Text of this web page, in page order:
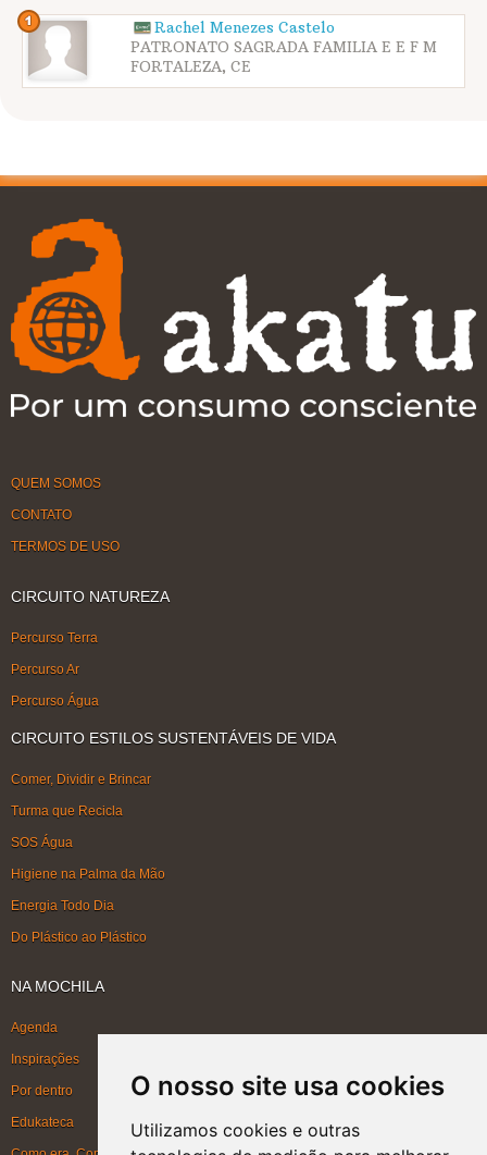
O nosso site usa cookies
Utilizamos cookies e outras
Rachel Menezes Castelo
PATRONATO SAGRADA FAMILIA E E F M
FORTALEZA, CE
QUEM SOMOS
CONTATO
TERMOS DE USO
CIRCUITO NATUREZA
Percurso Terra
Percurso Ar
Percurso Água
CIRCUITO ESTILOS SUSTENTÁVEIS DE VIDA
Comer, Dividir e Brincar
Turma que Recicla
SOS Água
Higiene na Palma da Mão
Energia Todo Dia
Do Plástico ao Plástico
NA MOCHILA
Agenda
Inspirações
Por dentro
Edukateca